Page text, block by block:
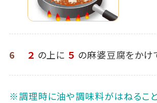
6 ２ の上に ５ の麻婆豆腐をかけ
※調理時に油や調味料がはねるこ